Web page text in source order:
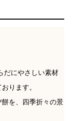
だにやさしい素材
ります。
を、四季折々の景